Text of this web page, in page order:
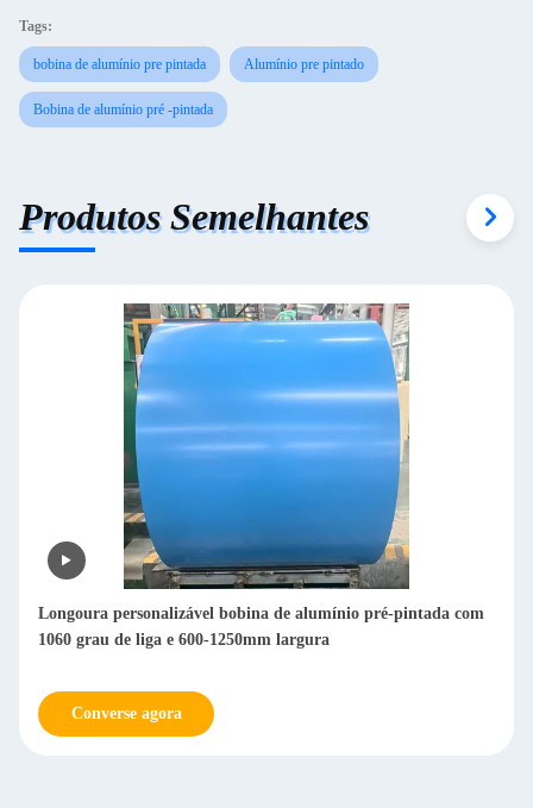
Tags:
bobina de alumínio pre pintada Alumínio pre pintado
Bobina de alumínio pré -pintada
Produtos Semelhantes
Longoura personalizável bobina de alumínio pré-pintada com
1060 grau de liga e 600-1250mm largura
Converse agora